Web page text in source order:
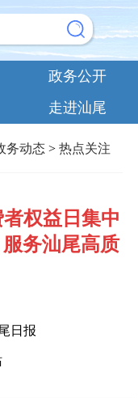
政务公开
走进汕尾
务动态 >热点关注
者权益日集中
务汕尾高质
日报